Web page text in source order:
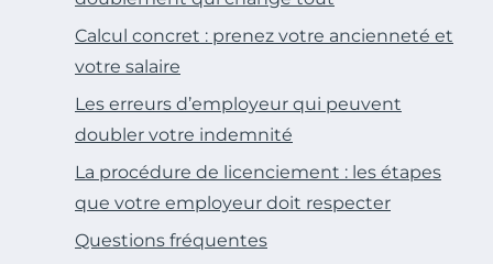
Calcul concret : prenez votre ancienneté et
votre salaire
Les erreurs d’employeur qui peuvent
doubler votre indemnité
La procédure de licenciement : les étapes
que votre employeur doit respecter
Questions fréquentes